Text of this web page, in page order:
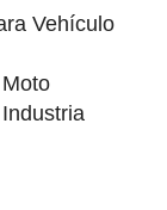
Vehículo